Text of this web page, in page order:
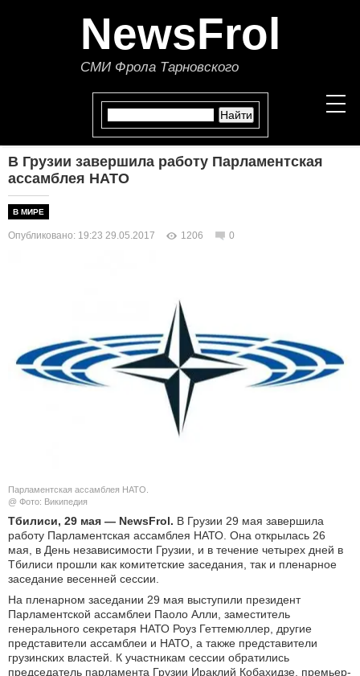
NewsFrol
СМИ Фрола Тарновского
В МИРЕ
ОБЩЕСТВО
КУЛЬТУРА
НАУКА
АВТО И МОТО
БЛОГ
В Грузии завершила работу Парламентская
ассамблея НАТО
В МИРЕ
Опубликовано: 19:23 29.05.2017 1206 0
Парламентская ассамблея НАТО.
@ Фото: Википедия
Тбилиси, 29 мая — NewsFrol. В Грузии 29 мая завершила
работу Парламентская ассамблея НАТО. Она открылась 26
мая, в День независимости Грузии, и в течение четырех дней в
Тбилиси прошли как комитетские заседания, так и пленарное
заседание весенней сессии.
На пленарном заседании 29 мая выступили президент
Парламентской ассамблеи Паоло Алли, заместитель
генерального секретаря НАТО Роуз Геттемюллер, другие
представители ассамблеи и НАТО, а также представители
грузинских властей. К участникам сессии обратились
председатель парламента Грузии Ираклий Кобахидзе, премьер-